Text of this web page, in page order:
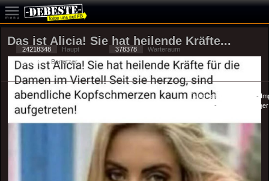
Das ist Alicia! Sie hat heilende Kräfte...
24218348 Haupt 378378
Warteraum
29083
Benutzer
Datenschutzerklärung -
-
Privacy Manager